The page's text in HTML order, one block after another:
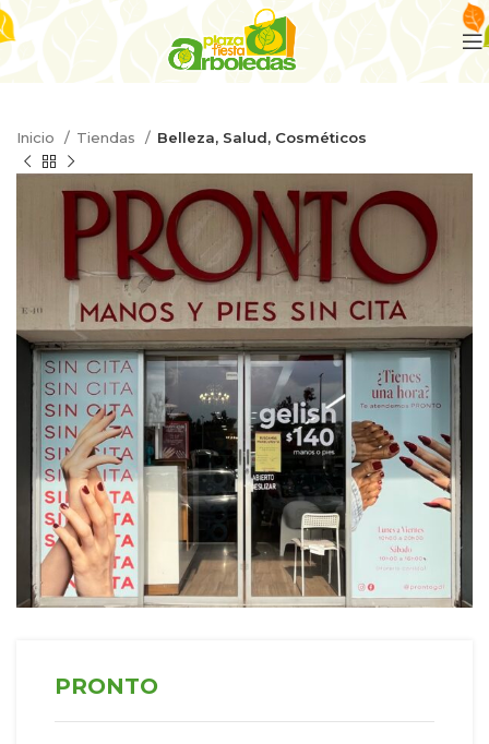
Inicio Tiendas Belleza, Salud, Cosméticos
PRONTO